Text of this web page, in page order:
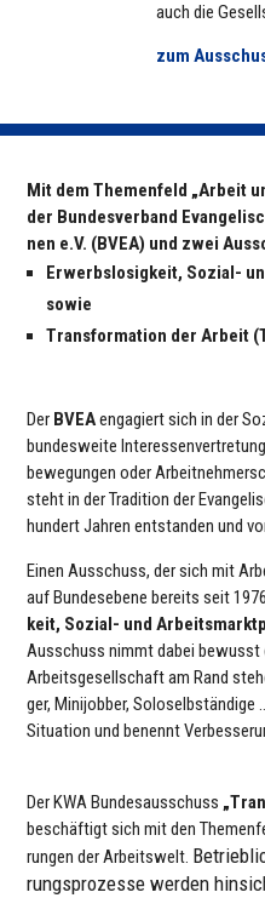
auch die
zum
Mit dem The­men­feld „Arbeit
der Bun­des­ver­band
nen e.V. (BVEA) und zwei
Erwerbs­lo­sig­keit, Sozial-
sowie
Trans­for­ma­tion der Arbeit
Der BVEAenga­giert sich in der
bun­des­weite
be­we­gun­gen oder
steht in der Tra­di­tion der
hundert Jahren ent­stan­den und
Einen Aus­schuss, der sich mit
auf Bun­des­ebene bereits seit
keit, Sozial- und
Aus­schuss nimmt dabei bewusst
Arbeits­ge­sell­schaft am Rand
ger, Mini­job­ber,
Situa­tion und benennt
Der KWA Bun­des­aus­schuss
beschäf­tigt sich mit den
run­gen der Arbeits­welt.
rungs­pro­zesse werden